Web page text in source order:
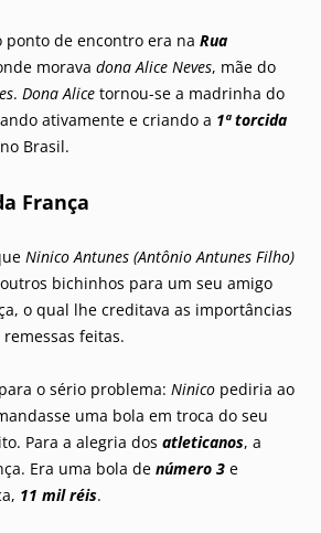
ponto de encontro era na Rua
morava dona Alice Neves, mãe do
. Dona Alice tornou-se a madrinha do
ativamente e criando a 1ª torcida
Brasil.
França
Ninico Antunes (Antônio Antunes Filho)
bichinhos para um seu amigo
o qual lhe creditava as importâncias
feitas.
o sério problema: Ninico pediria ao
uma bola em troca do seu
Para a alegria dos atleticanos, a
Era uma bola de número 3 e
11 mil réis.